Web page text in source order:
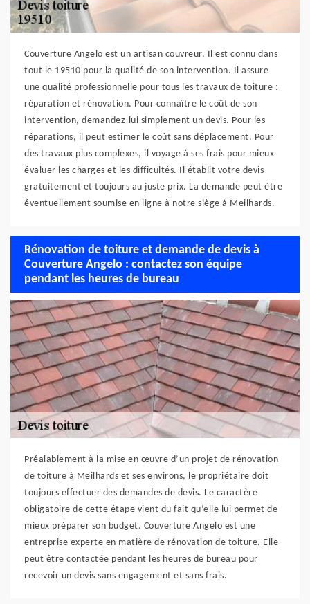
Couverture Angelo est un artisan couvreur. Il est connu dans
tout le 19510 pour la qualité de son intervention. Il assure
une qualité professionnelle pour tous les travaux de toiture :
réparation et rénovation. Pour connaître le coût de son
intervention, demandez-lui simplement un devis. Pour les
réparations, il peut estimer le coût sans déplacement. Pour
des travaux plus complexes, il voyage à ses frais pour mieux
évaluer les charges et les difficultés. Il établit votre devis
gratuitement et toujours au juste prix. La demande peut être
éventuellement soumise en ligne à notre siège à Meilhards.
Rénovation de toiture et demande de devis à
Couverture Angelo : contactez son équipe
pendant les heures de bureau
Préalablement à la mise en œuvre d’un projet de rénovation
de toiture à Meilhards et ses environs, le propriétaire doit
toujours effectuer des demandes de devis. Le caractère
obligatoire de cette étape vient du fait qu’elle lui permet de
mieux préparer son budget. Couverture Angelo est une
entreprise experte en matière de rénovation de toiture. Elle
peut être contactée pendant les heures de bureau pour
recevoir un devis sans engagement et sans frais.